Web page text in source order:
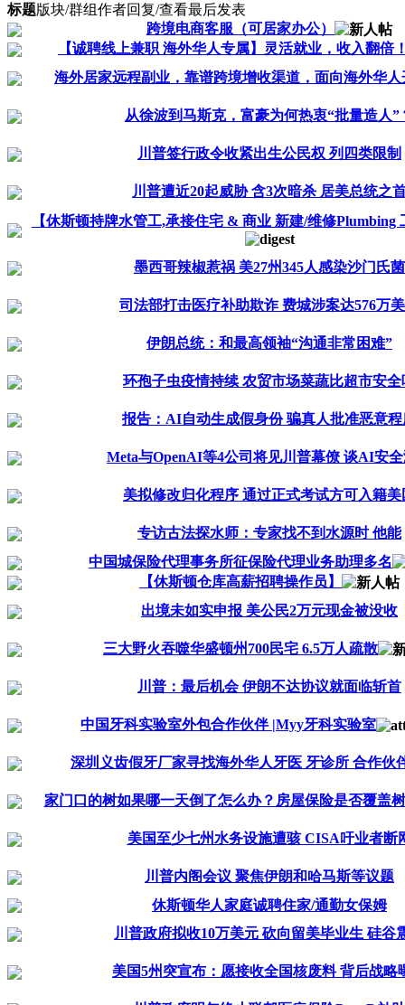
标题版块/群组作者回复/查看最后发表
跨境电商客服（可居家办公）
【诚聘线上兼职 海外华人专属】灵活就业，收入翻倍
海外居家远程副业，靠谱跨境增收渠道，面向海外华人
从徐波到马斯克，富豪为何热衷“批量造人”
川普签行政令收紧出生公民权 列四类限制
川普遭近20起威胁 含3次暗杀 居美总统之
【休斯顿持牌水管工,承接住宅 & 商业 新建/维修Plumbing
墨西哥辣椒惹祸 美27州345人感染沙门氏菌
司法部打击医疗补助欺诈 费城涉案达576万
伊朗总统：和最高领袖“沟通非常困难”
环孢子虫疫情持续 农贸市场菜蔬比超市安全
报告：AI自动生成假身份 骗真人批准恶意程
Meta与OpenAI等4公司将见川普幕僚 谈AI安
美拟修改归化程序 通过正式考试方可入籍美
专访古法探水师：专家找不到水源时 他能
中国城保险代理事务所征保险代理业务助理多名
【休斯顿仓库高薪招聘操作员】
出境未如实申报 美公民2万元现金被没收
三大野火吞噬华盛顿州700民宅 6.5万人疏散
川普：最后机会 伊朗不达协议就面临斩首
中国牙科实验室外包合作伙伴 |Myy牙科实验室
深圳义齿假牙厂家寻找海外华人牙医 牙诊所 合作伙
家门口的树如果哪一天倒了怎么办？房屋保险是否覆盖
美国至少七州水务设施遭骇 CISA吁业者断
川普内阁会议 聚焦伊朗和哈马斯等议题
休斯顿华人家庭诚聘住家/通勤女保姆
川普政府拟收10万美元 砍向留美毕业生 硅谷
美国5州突宣布：愿接收全国核废料 背后战略